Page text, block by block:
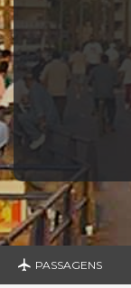
PASSAGENS